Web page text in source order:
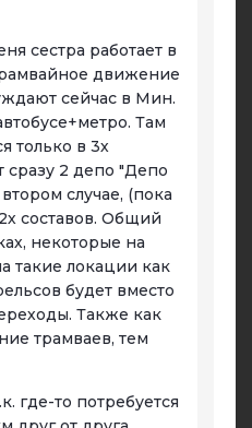
сестра работает в
движение
сейчас в Мин.
Там
только в 3х
сразу 2 депо "Депо
случае, (пока
составов. Общий
некоторые на
такие локации как
будет вместо
Также как
трамваев, тем
где-то потребуется